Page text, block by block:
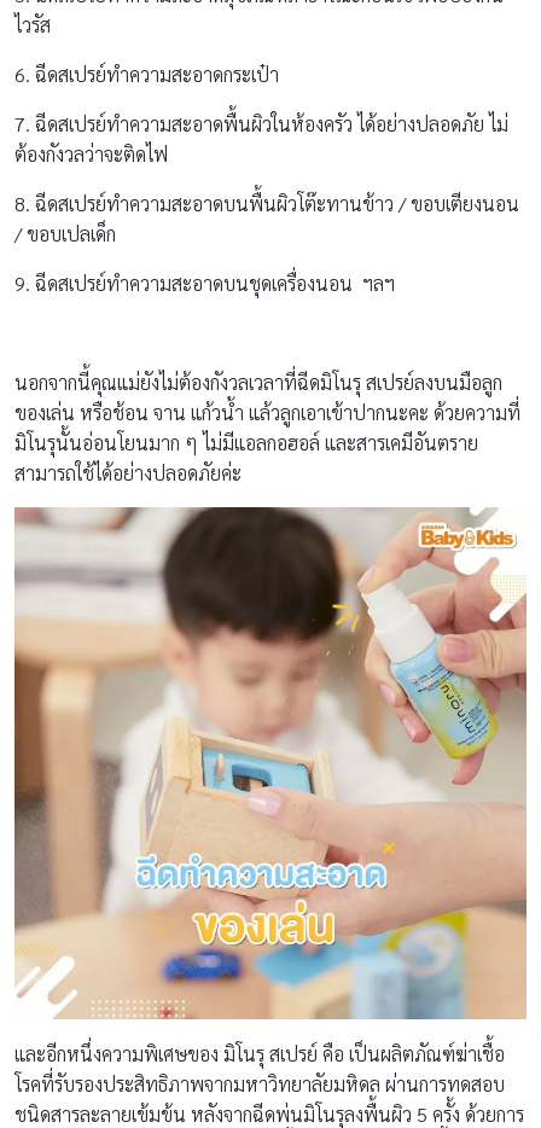
ไวรัส
6. ฉีดสเปรย์ทำความสะอาดกระเป๋า
7. ฉีดสเปรย์ทำความสะอาดพื้นผิวในห้องครัว ได้อย่างปลอดภัย ไม่
ต้องกังวลว่าจะติดไฟ
8. ฉีดสเปรย์ทำความสะอาดบนพื้นผิวโต๊ะทานข้าว / ขอบเตียงนอน
/ ขอบเปลเด็ก
9. ฉีดสเปรย์ทำความสะอาดบนชุดเครื่องนอน ฯลฯ
นอกจากนี้คุณแม่ยังไม่ต้องกังวลเวลาที่ฉีดมิโนรุ สเปรย์ลงบนมือลูก
ของเล่น หรือช้อน จาน แก้วน้ำ แล้วลูกเอาเข้าปากนะคะ ด้วยความที่
มิโนรุนั้นอ่อนโยนมาก ๆ ไม่มีแอลกอฮอล์ และสารเคมีอันตราย
สามารถใช้ได้อย่างปลอดภัยค่ะ
และอีกหนึ่งความพิเศษของ มิโนรุ สเปรย์ คือ เป็นผลิตภัณฑ์ฆ่าเชื้อ
โรคที่รับรองประสิทธิภาพจากมหาวิทยาลัยมหิดล ผ่านการทดสอบ
ชนิดสารละลายเข้มข้น หลังจากฉีดพ่นมิโนรุลงพื้นผิว 5 ครั้ง ด้วยการ